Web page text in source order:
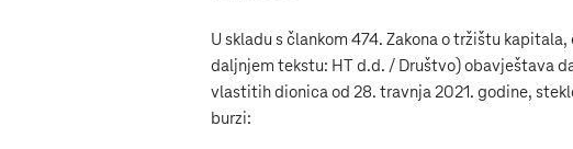
U skladu s člankom 474. Zakona o tržištu
daljnjem tekstu: HT d.d. / Društvo) obavještava
vlastitih dionica od 28. travnja 2021. godine,
burzi: